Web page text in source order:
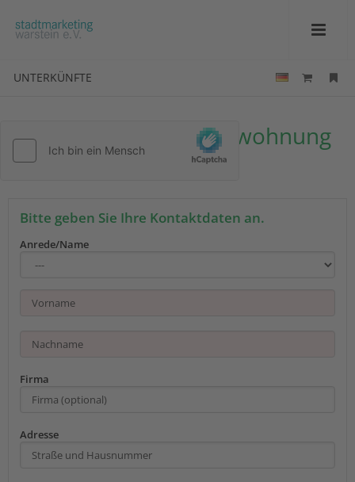
UNTERKÜNFTE
Ihre Anfrage zu Ferienwohnung
"Zur Waldroute"
Bitte geben Sie Ihre Kontaktdaten an.
Anrede/Name
Firma
Adresse